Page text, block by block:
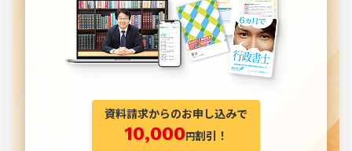
資料請求からのお申し込みで
10,000円割引！